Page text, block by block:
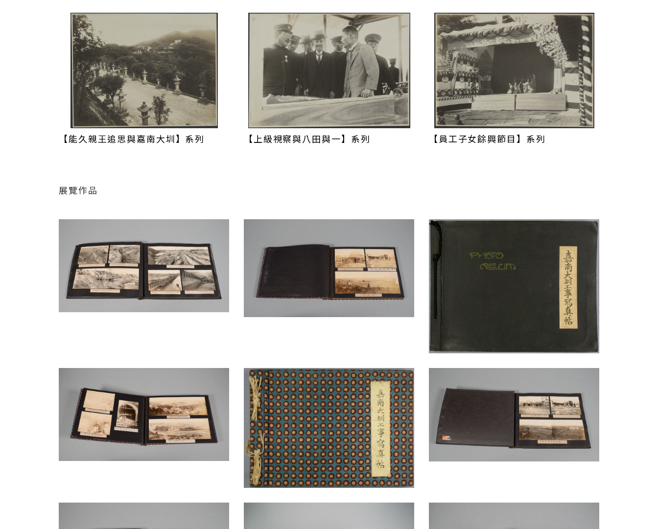
八田與一於烏山頭整體工程規劃設計階段，發現鄰近的大內庄（今臺南市大內區）富含質地細
密之黏土，兼以考量嘉南平原大小地震頻繁，構建大型混凝土壩安全性堪憂，故決定採亞洲首
例「半水力沖淤式」工法(Semi‐Hydraulic Fill Method)建造以土砂與黏土為主，混凝土僅佔
0.5%的主壩堰堤。當年日本無此工法經驗，多數官員對時年32歲的八田技師發出質疑，1922
年日本指派水庫權威佐野藤次郎（1869－1929）博士抵臺調查後給予肯定，才消弭質疑聲
浪。該年4月八田與一趁赴美國考察半年期間，著手購買重型機械並趁機到「半水力沖淤式」
水庫考察，經仔細觀察發現大內庄之黏土質地比其更為細密，讓八田對採用此工法更具信心。
佐野藤次郎出生於名古屋，帝國大學工科大學土木工學科，1915年取得博士學位，後擔任神戶
供應，後來隨烏山嶺隧道、烏山頭築堤等工程進行擴大，電力供給不足，於是增設利用濁水溪
口工事、濁水發電所最先動工。然而在1922年6月動工後不久，該年12月6日即發生瓦斯噴出
事件，1923年5月29日則發生一次重大工安事件，由工人帶入隧道內的油燈引爆坑內噴出瓦
斯，火勢 一直燃燒到6月1日。其後仍不斷發生瓦斯爆炸及土石湧出的工安事故，除造成犧牲
人數達50餘人外，工程也經過幾次停工並變更設計。
土機2臺（美國ブサイラス會社（Bucyrus））、68-C蒸氣動力挖土機3臺（美國ブサイラス會
社）、小型蒸氣動力挖土機2臺（美國マリオン會社（Marion Power Shovel
Company））、履帶式挖土機2臺（美國マリオン會社）、撒鋪車（スブレッターカー
（spreader car））1臺（美國ジオルダン（Jordan））等等，這些機具主要用來烏山頭水庫
所在的基地進行挖鑿整地，以及因此而產生的大量土方搬運之用。在崇山峻嶺環繞下的地理條
件中，大型蒸汽動力機具的引進，不但完成當時亞洲第一大型現代化水庫，更象徵臺灣大型公
共工程的機械化和現代化，也是當時日本帝國最先進的工程開挖設備的投入。
因此，透過以上三個主題，觀者可以從照片中了解到工程開鑿初期的險惡環境，以及每一項工
【能久親王追思與嘉南大圳】系列 【上級視察與八田與一】系列 【員工子女餘興節目】系列
展覽作品